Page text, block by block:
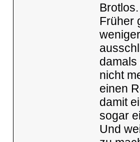
Früher
nicht
einen
damit
sogar
Und